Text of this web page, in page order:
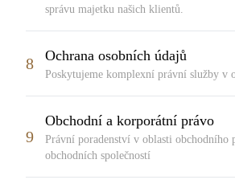
správu majetku našich klientů.
8 Ochrana osobních údajů
Poskytujeme komplexní právní služby v
9
Obchodní a korporátní právo
Právní poradenství v oblasti obchodního
obchodních společností